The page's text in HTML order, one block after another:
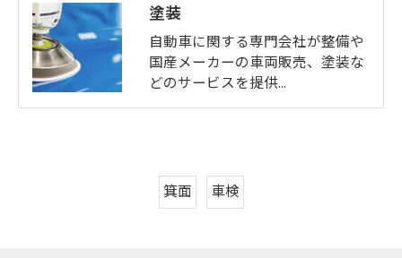
塗装
自動車に関する専門会社が整備や
国産メーカーの車両販売、塗装な
どのサービスを提供…
箕面 車検